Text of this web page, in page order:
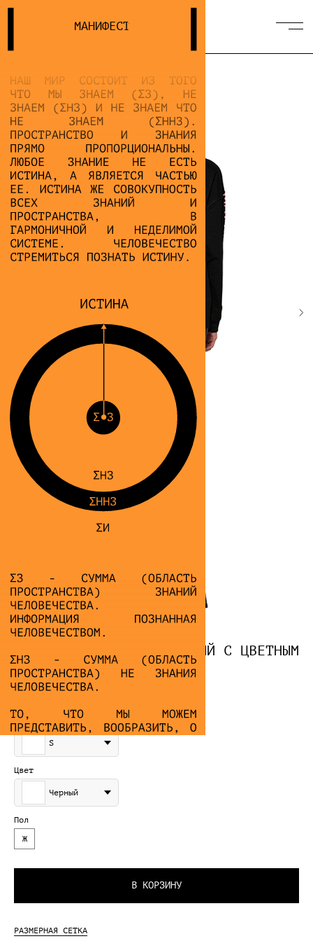
ЛОНГСЛИВ «BUDDHA» ЧЕРНЫЙ С ЦВЕТНЫМ
ПРИНТОМ
Размер
S
Цвет
Черный
Пол
Ж
В КОРЗИНУ
РАЗМЕРНАЯ СЕТКА